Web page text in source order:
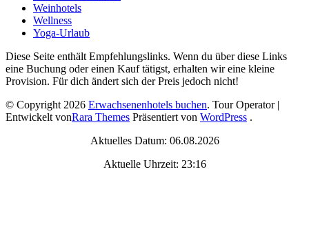
Weinhotels
Wellness
Yoga-Urlaub
Diese Seite enthält Empfehlungslinks. Wenn du über diese Links
eine Buchung oder einen Kauf tätigst, erhalten wir eine kleine
Provision. Für dich ändert sich der Preis jedoch nicht!
© Copyright 2026 Erwachsenenhotels buchen. Tour Operator |
Entwickelt vonRara Themes Präsentiert von WordPress .
Aktuelles Datum: 06.08.2026
Aktuelle Uhrzeit: 23:16